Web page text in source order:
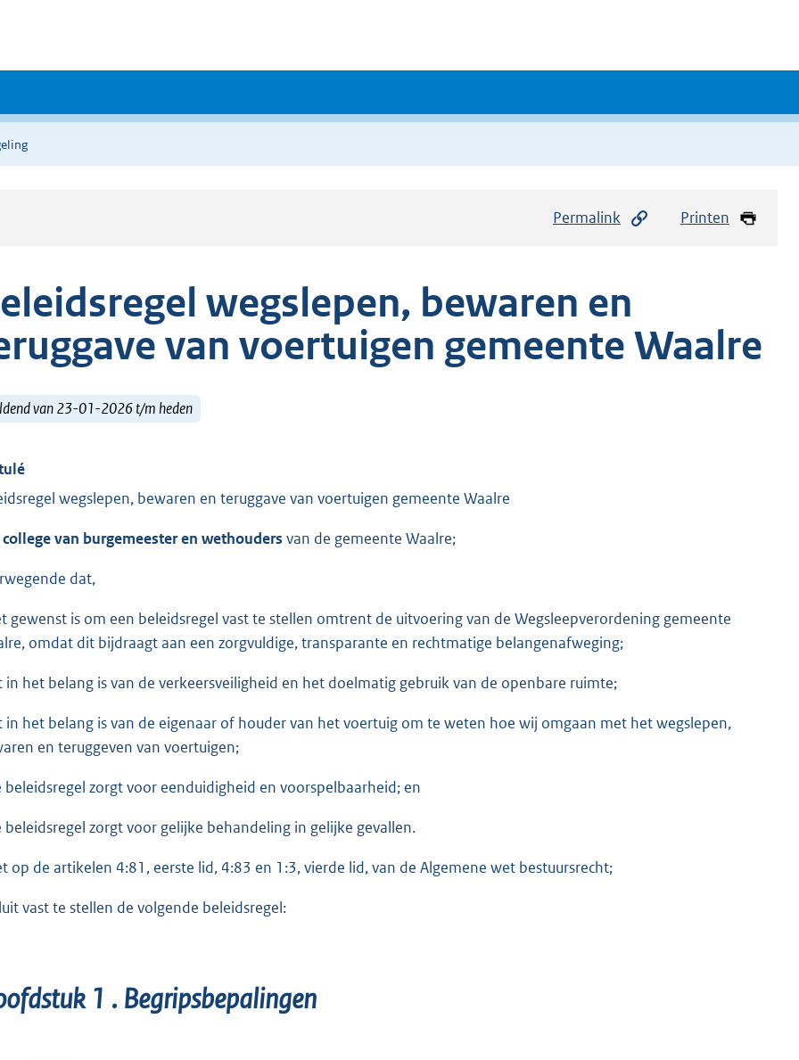
Permalink Printen
wegslepen, bewaren en
van voertuigen gemeente Waalre
van 23-01-2026 t/m heden
wegslepen, bewaren en teruggave van voertuigen gemeente Waalre
van burgemeester en wethouders van de gemeente Waalre;
dat,
gewenst is om een beleidsregel vast te stellen omtrent de uitvoering van de Wegsleepverordening gemeente
omdat dit bijdraagt aan een zorgvuldige, transparante en rechtmatige belangenafweging;
in het belang is van de verkeersveiligheid en het doelmatig gebruik van de openbare ruimte;
in het belang is van de eigenaar of houder van het voertuig om te weten hoe wij omgaan met het wegslepen,
en teruggeven van voertuigen;
beleidsregel zorgt voor eenduidigheid en voorspelbaarheid; en
beleidsregel zorgt voor gelijke behandeling in gelijke gevallen.
op de artikelen 4:81, eerste lid, 4:83 en 1:3, vierde lid, van de Algemene wet bestuursrecht;
vast te stellen de volgende beleidsregel:
1 . Begripsbepalingen